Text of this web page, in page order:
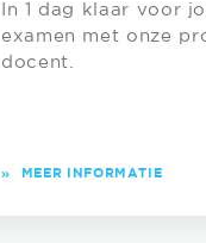
In 1 dag klaar voor
examen met onze
docent.
» MEER INFORMATIE